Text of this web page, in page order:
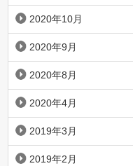
2020年10月
2020年9月
2020年8月
2020年4月
2019年3月
2019年2月